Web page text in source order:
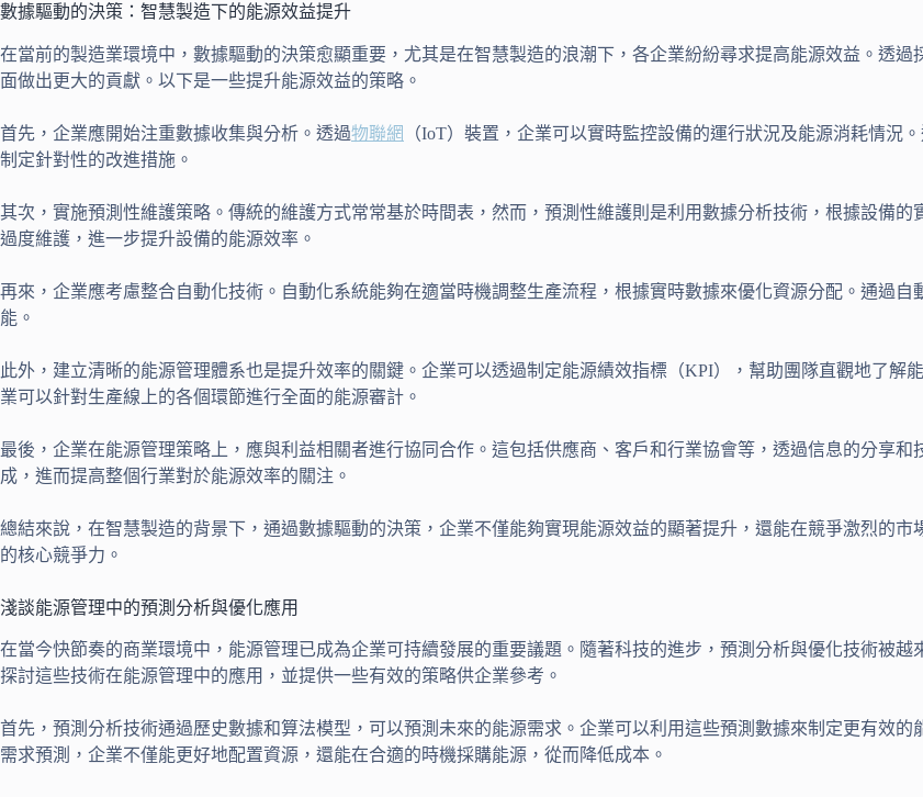
數據驅動的決策：智慧製造下的能源效益提升
在當前的製造業環境中，數據驅動的決策愈顯重要，尤其是在智慧製造的浪潮下，各企業紛紛尋求提高能源效益。透過
面做出更大的貢獻。以下是一些提升能源效益的策略。
首先，企業應開始注重數據收集與分析。透過物聯網
（IoT）裝置，企業可以實時監控設備的運行狀況及能源消耗情況
制定針對性的改進措施。
其次，實施預測性維護策略。傳統的維護方式常常基於時間表，然而，預測性維護則是利用數據分析技術，根據設備
過度維護，進一步提升設備的能源效率。
再來，企業應考慮整合自動化技術。自動化系統能夠在適當時機調整生產流程，根據實時數據來優化資源分配。通過
能。
此外，建立清晰的能源管理體系也是提升效率的關鍵。企業可以透過制定能源績效指標（KPI），幫助團隊直觀地了
業可以針對生產線上的各個環節進行全面的能源審計。
最後，企業在能源管理策略上，應與利益相關者進行協同合作。這包括供應商、客戶和行業協會等，透過信息的分享
成，進而提高整個行業對於能源效率的關注。
總結來說，在智慧製造的背景下，通過數據驅動的決策，企業不僅能夠實現能源效益的顯著提升，還能在競爭激烈的
的核心競爭力。
淺談能源管理中的預測分析與優化應用
在當今快節奏的商業環境中，能源管理已成為企業可持續發展的重要議題。隨著科技的進步，預測分析與優化技術被
探討這些技術在能源管理中的應用，並提供一些有效的策略供企業參考。
首先，預測分析技術通過歷史數據和算法模型，可以預測未來的能源需求。企業可以利用這些預測數據來制定更有效
需求預測，企業不僅能更好地配置資源，還能在合適的時機採購能源，從而降低成本。